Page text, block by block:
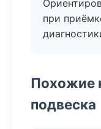
при
Похожие
подвеска